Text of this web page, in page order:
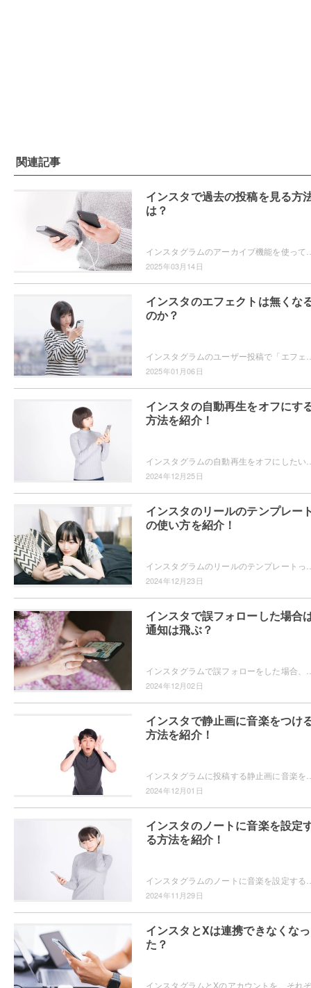
関連記事
インスタで過去の投稿を見る方
は？
2025年03月14日
インスタのエフェクトは無くな
のか？
2025年01月06日
インスタの自動再生をオフにす
方法を紹介！
2024年12月25日
インスタのリールのテンプレー
の使い方を紹介！
2024年12月23日
インスタで誤フォローした場合
通知は飛ぶ？
2024年12月02日
インスタで静止画に音楽をつけ
方法を紹介！
2024年12月01日
インスタのノートに音楽を設定
る方法を紹介！
2024年11月29日
インスタとXは連携できなくなっ
た？